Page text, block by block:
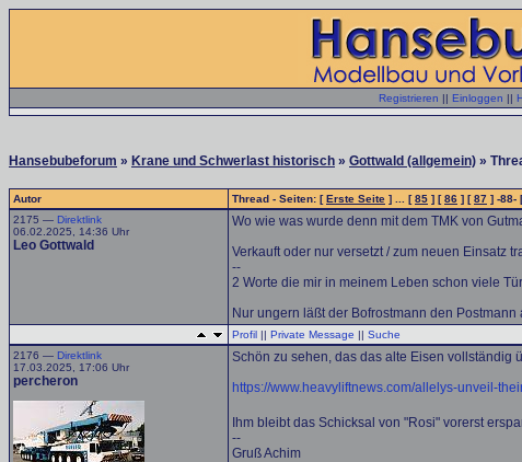
Registrieren || Einloggen ||
Hansebubeforum » Krane und Schwerlast historisch » Gottwald (allgemein) »
Autor Thread - Seiten: [Erste Seite ] ... [85 ] [86 ] [87 ] -88-
2175 — Direktlink
06.02.2025, 14:36 Uhr
Leo Gottwald
Wo wie was wurde denn mit dem TMK von
Verkauft oder nur versetzt / zum neuen Einsatz
--
2 Worte die mir in meinem Leben schon viele
Nur ungern läßt der Bofrostmann den
Profil || Private Message || Suche
2176 — Direktlink
17.03.2025, 17:06 Uhr
percheron
Schön zu sehen, das das alte Eisen vollständig
https://www.heavyliftnews.com/allelys-unveil-
Ihm bleibt das Schicksal von "Rosi" vorerst
--
Gruß Achim